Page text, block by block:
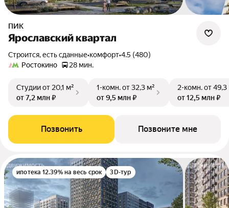
ПИК
Ярославский квартал
Строится, есть сданные•комфорт•4.5 (480)
Ростокино
28 мин.
Студииот 20,1 м²
от 7,2 млн ₽
1-комн.от 32,3 м²
от 9,5 млн ₽
2-комн.от 49,3
от 12,5 млн ₽
Позвонить Позвоните мне
ипотека 12.39% на весь срок 3D-тур